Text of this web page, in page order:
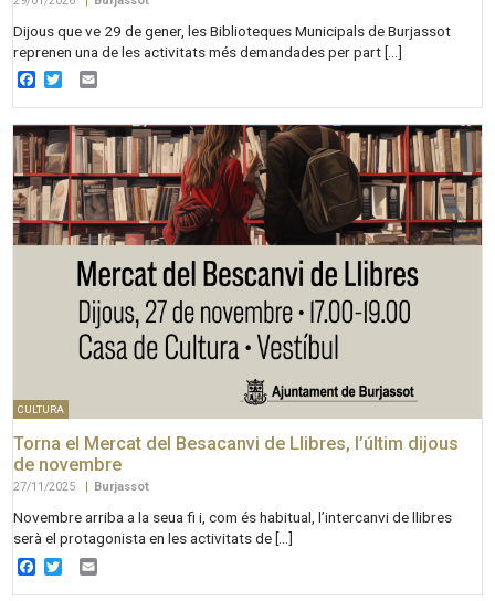
Dijous que ve 29 de gener, les Biblioteques Municipals de Burjassot
reprenen una de les activitats més demandades per part […]
Facebook
Twitter
CULTURA
Torna el Mercat del Besacanvi de Llibres, l’últim dijous
de novembre
27/11/2025 Burjassot
Novembre arriba a la seua fi i, com és habitual, l’intercanvi de llibres
serà el protagonista en les activitats de […]
Facebook
Twitter